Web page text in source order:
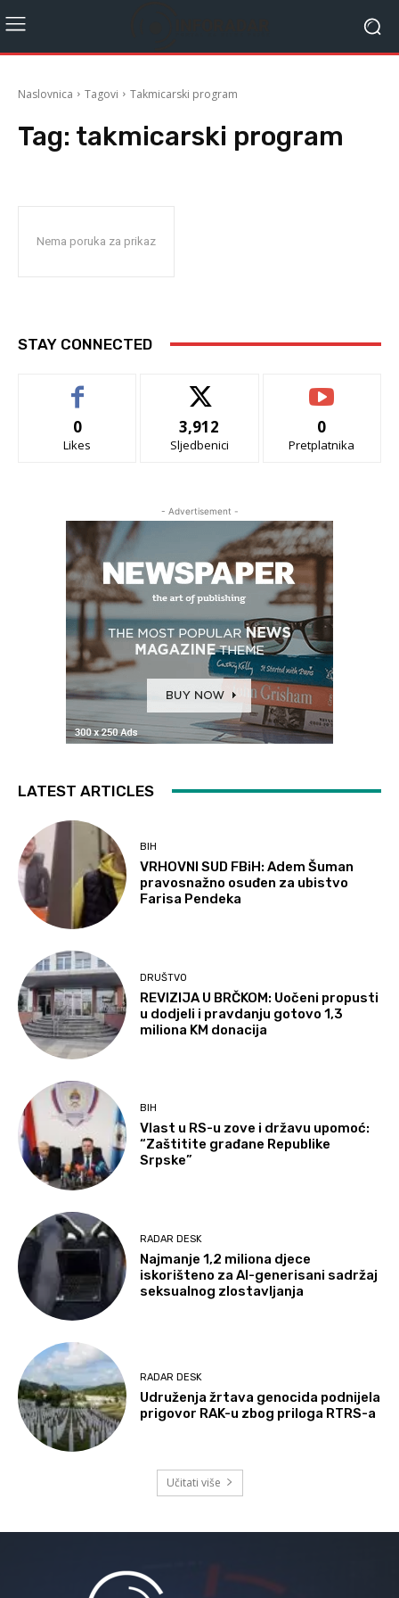
Naslovnica Tagovi Takmicarski program
Tag: takmicarski program
Nema poruka za prikaz
STAY CONNECTED
0
Likes
3,912
Sljedbenici
0
Pretplatnika
- Advertisement -
LATEST ARTICLES
BIH
VRHOVNI SUD FBiH: Adem Šuman
pravosnažno osuđen za ubistvo
Farisa Pendeka
DRUŠTVO
REVIZIJA U BRČKOM: Uočeni propusti
u dodjeli i pravdanju gotovo 1,3
miliona KM donacija
BIH
Vlast u RS-u zove i državu upomoć:
“Zaštitite građane Republike
Srpske”
RADAR DESK
Najmanje 1,2 miliona djece
iskorišteno za AI-generisani sadržaj
seksualnog zlostavljanja
RADAR DESK
Udruženja žrtava genocida podnijela
prigovor RAK-u zbog priloga RTRS-a
Učitati više